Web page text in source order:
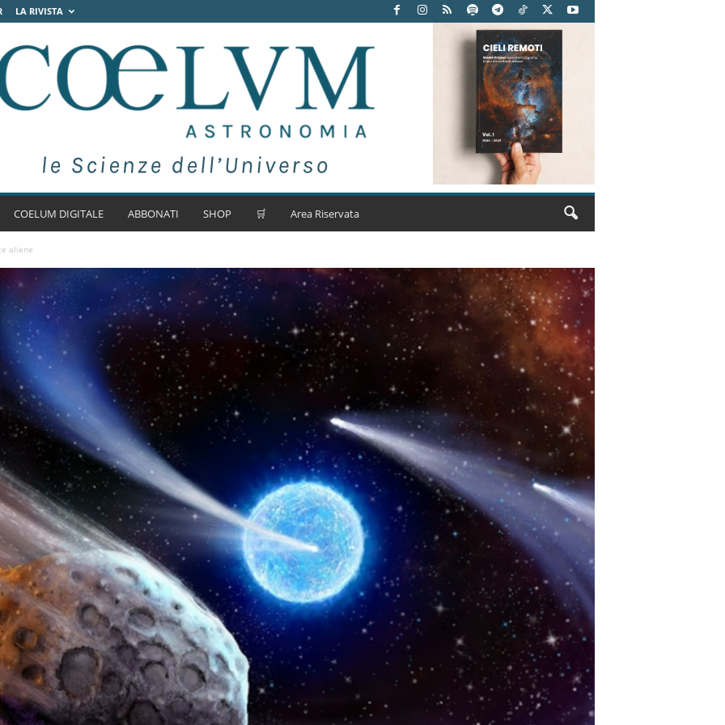
LA RIVISTA
COELUM DIGITALE ABBONATI SHOP 🛒 Area Riservata
aliene